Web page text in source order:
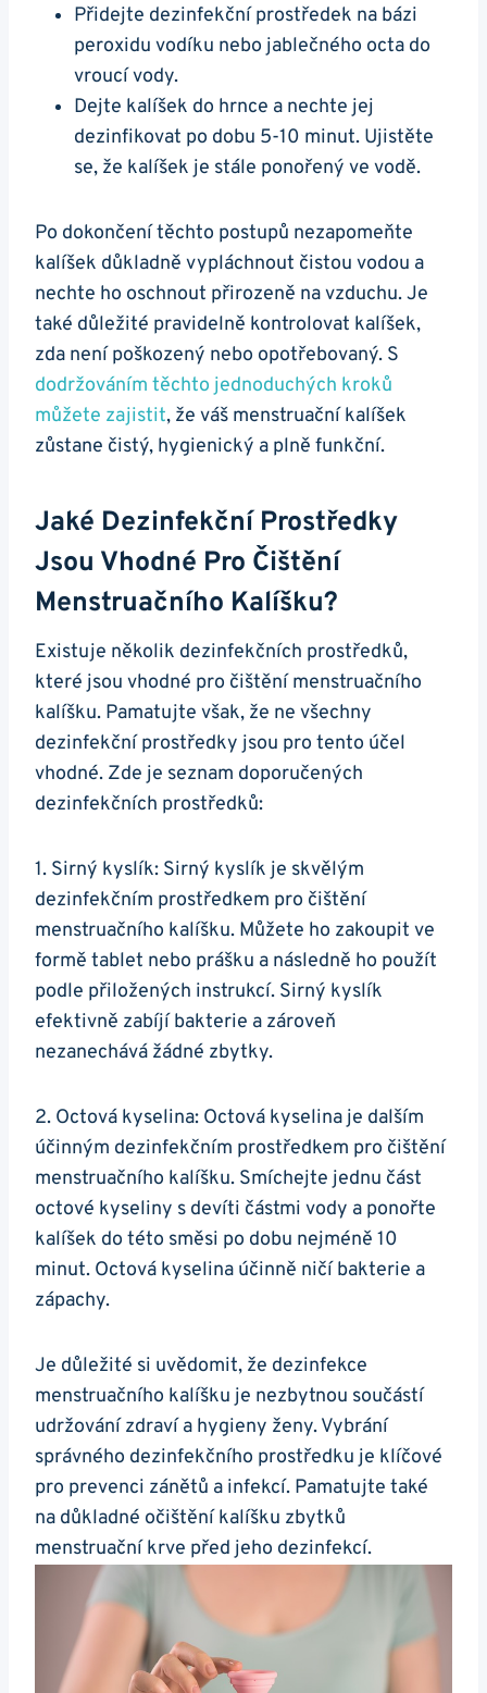
Přidejte dezinfekční prostředek na bázi
peroxidu vodíku nebo jablečného octa do
vroucí vody.
Dejte kalíšek do hrnce a nechte jej
dezinfikovat po dobu 5-10 minut. Ujistěte
se, že kalíšek je stále ponořený ve vodě.
Po dokončení těchto postupů nezapomeňte
kalíšek důkladně vypláchnout čistou vodou a
nechte ho oschnout přirozeně na vzduchu. Je
také důležité pravidelně kontrolovat kalíšek,
zda není poškozený nebo opotřebovaný. S
dodržováním těchto jednoduchých kroků
můžete zajistit, že váš menstruační kalíšek
zůstane čistý, hygienický a plně funkční.
Jaké Dezinfekční Prostředky
Jsou Vhodné Pro Čištění
Menstruačního Kalíšku?
Existuje několik dezinfekčních prostředků,
které jsou vhodné pro čištění menstruačního
kalíšku. Pamatujte však, že ne všechny
dezinfekční prostředky jsou pro tento účel
vhodné. Zde je seznam doporučených
dezinfekčních prostředků:
1. Sirný kyslík: Sirný kyslík je skvělým
dezinfekčním prostředkem pro čištění
menstruačního kalíšku. Můžete ho zakoupit ve
formě tablet nebo prášku a následně ho použít
podle přiložených instrukcí. Sirný kyslík
efektivně zabíjí bakterie a zároveň
nezanechává žádné zbytky.
2. Octová kyselina: Octová kyselina je dalším
účinným dezinfekčním prostředkem pro čištění
menstruačního kalíšku. Smíchejte jednu část
octové kyseliny s devíti částmi vody a ponořte
kalíšek do této směsi po dobu nejméně 10
minut. Octová kyselina účinně ničí bakterie a
zápachy.
Je důležité si uvědomit, že dezinfekce
menstruačního kalíšku je nezbytnou součástí
udržování zdraví a hygieny ženy. Vybrání
správného dezinfekčního prostředku je klíčové
pro prevenci zánětů a infekcí. Pamatujte také
na důkladné očištění kalíšku zbytků
menstruační krve před jeho dezinfekcí.